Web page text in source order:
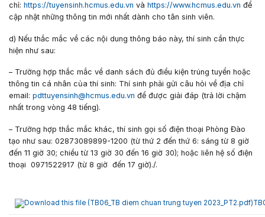
chỉ: https://tuyensinh.hcmus.edu.vn và https://www.hcmus.edu.vn để
cập nhật những thông tin mới nhất dành cho tân sinh viên.
d) Nếu thắc mắc về các nội dung thông báo này, thí sinh cần thực
hiện như sau:
– Trường hợp thắc mắc về danh sách đủ điều kiện trúng tuyển hoặc
thông tin cá nhân của thí sinh: Thí sinh phải gửi câu hỏi về địa chỉ
email: pdttuyensinh@hcmus.edu.vn để được giải đáp (trả lời chậm
nhất trong vòng 48 tiếng).
– Trường hợp thắc mắc khác, thí sinh gọi số điện thoại Phòng Đào
tạo như sau: 02873089899-1200 (từ thứ 2 đến thứ 6: sáng từ 8 giờ
đến 11 giờ 30; chiều từ 13 giờ 30 đến 16 giờ 30); hoặc liên hệ số điện
thoại 0971522917 (từ 8 giờ đến 17 giờ)./.